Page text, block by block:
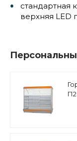
стандартная
верхняя LED